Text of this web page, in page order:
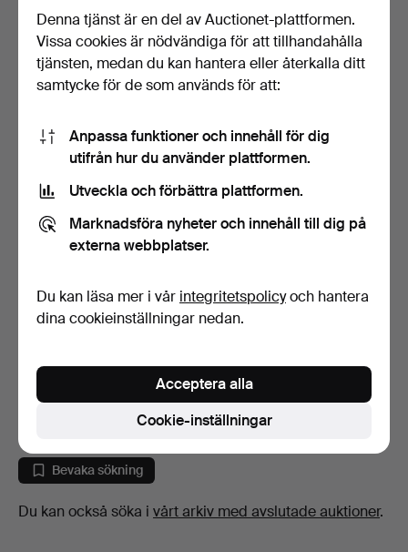
SEXTANT, med låda, Ansco,
Binghamton, N.Y.…
MIKROSKOP med tillbehör,
Ernst Leitz, Tysk…
6 dagar
metall, 1900-tal.
Värdering
1900-talets mitt.
8 dagar
Värdering
106 USD
Bevaka sökning
Du kan också söka i vårt arkiv med avslutade auktioner.
Denna tjänst är en del av Auctionet-plattformen.
Vissa cookies är nödvändiga för att tillhandahålla
tjänsten, medan du kan hantera eller återkalla ditt
samtycke för de som används för att:
Anpassa funktioner och innehåll för dig
utifrån hur du använder plattformen.
Utveckla och förbättra plattformen.
Marknadsföra nyheter och innehåll till dig på
externa webbplatser.
Du kan läsa mer i vår integritetspolicyoch hantera
dina cookieinställningar nedan.
Cookie-inställningar
Acceptera alla